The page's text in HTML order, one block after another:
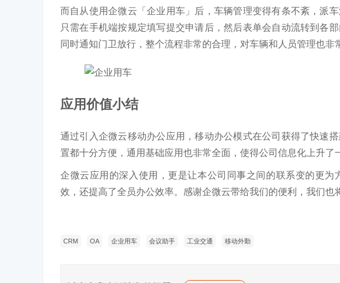
而自从使用企微云「企业用车」后，车辆管理变得有条不紊，派
只需在手机端按规定填写提交申请后，然后表单会自动流转到各
同时通知门卫放行，整个流程非常的合理，对车辆和人员管理也非
应用价值小结
通过引入企微云移动办公应用，移动办公模式在公司获得了快速
置都十分方便，通用基础应用也非常全面，使得公司信息化上升了
企微云应用的深入使用，更是让本公司同事之间的联系变的更
效，还提高了全员办公效率。感谢企微云带给我们的便利，我们也
CRM OA 企业用车 会议助手 工业交通 移动外勤